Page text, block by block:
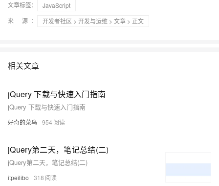
文章标签：
JavaScript
来 源：
开发者社区 > 开发与运维 > 文章 > 正文
相关文章
jQuery 下载与快速入门指南
jQuery 下载与快速入门指南
好奇的菜鸟 954
jQuery第二天，笔记总结(二)
jQuery第二天，笔记总结(二)
itpeilibo 318